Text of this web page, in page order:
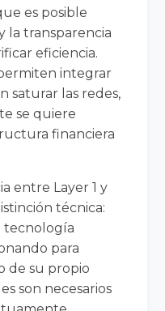
es posible
la transparencia
eficiencia.
integrar
saturar las redes,
se quiere
financiera
entre Layer 1 y
técnica:
tecnología
para
de su propio
son necesarios